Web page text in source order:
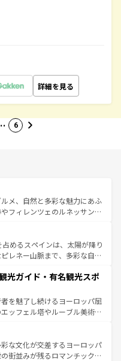
詳細を見る
6
メ、自然と多彩な魅力にあふ
フィレンツェのルネッサンス
園風景やアマルフィ海岸の絶
い。観光の合間には、本場の
タリア料理を堪能することも
れられない旅をしてみよう！
めるスペインは、太陽が降り
レネー山脈まで、多彩な自然
熱的なフラメンコ、熱気あふ
パスが生活の一部となってい
れた雰囲気や、バルセロナの
方では古代ローマ遺跡や中世
候が異なるスペインはその個
性で訪れる人を魅了する。 なお、新着のスペイン情報は コ
い。
光ガイド・有名観光スポ
を魅了し続けるヨーロッパ屈
ッフェル塔やルーブル美術館
る。華麗な宮殿、歴史的な大
豊かな自然が、訪れる者を心
スは美食の国としても知ら
な文化が交差するヨーロッパ
街並みが残るロマンチック街